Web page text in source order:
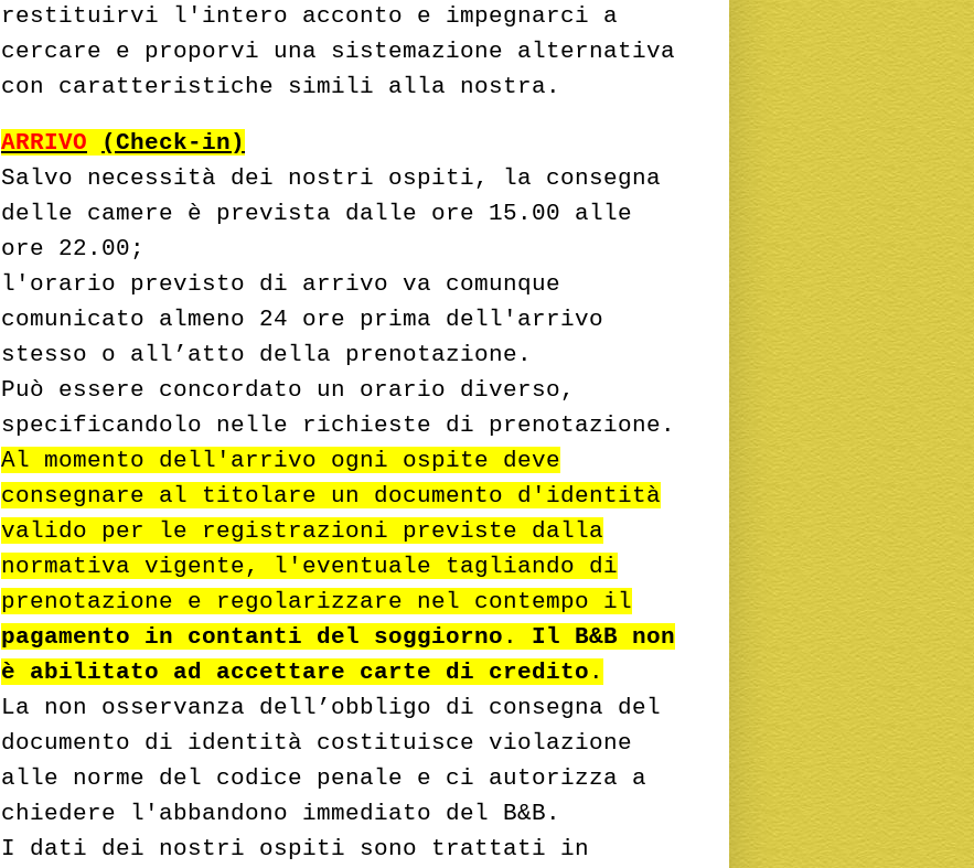
restituirvi l'intero acconto e impegnarci a
cercare e proporvi una sistemazione alternativa
con caratteristiche simili alla nostra.
ARRIVO
(Check-in)
Salvo necessità dei nostri ospiti, la consegna
delle camere è prevista dalle ore 15.00 alle
ore 22.00;
l'orario previsto di arrivo va comunque
comunicato almeno 24 ore prima dell'arrivo
stesso o all’atto della prenotazione.
Può essere concordato un orario diverso,
specificandolo nelle richieste di prenotazione.
Al momento dell'arrivo ogni ospite deve
consegnare al titolare un documento d'identità
valido per le registrazioni previste dalla
normativa vigente, l'eventuale tagliando di
prenotazione e regolarizzare nel contempo il
pagamento in contanti del soggiorno . Il B&B non
è abilitato ad accettare carte di credito .
La non osservanza dell’obbligo di consegna del
documento di identità costituisce violazione
alle norme del codice penale e ci autorizza a
chiedere l'abbandono immediato del B&B.
I dati dei nostri ospiti sono trattati in